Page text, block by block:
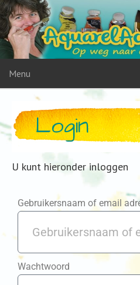
Menu
Login
U kunt hieronder inloggen
Gebruikersnaam of email
Wachtwoord